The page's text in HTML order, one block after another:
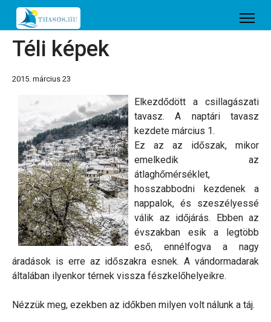
Téli képek
2015. március 23
Elkezdődött a csillagászati
tavasz. A naptári tavasz
kezdete március 1.
Ez az az időszak, mikor
emelkedik az
átlaghőmérséklet,
hosszabbodni kezdenek a
nappalok, és szeszélyessé
válik az időjárás. Ebben az
évszakban esik a legtöbb
eső, ennélfogva a nagy
áradások is erre az időszakra esnek. A vándormadarak
általában ilyenkor térnek vissza fészkelőhelyeikre.
Nézzük meg, ezekben az időkben milyen volt nálunk a táj.